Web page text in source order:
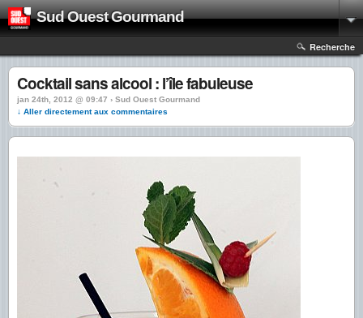
Sud Ouest Gourmand
Recherche
Cocktail sans alcool : l’île fabuleuse
jan 24th, 2012 @ 09:47 › Sud Ouest Gourmand
↓ Aller directement aux commentaires